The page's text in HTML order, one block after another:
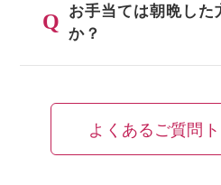
お手当ては朝晩した
か？
よくあるご質問